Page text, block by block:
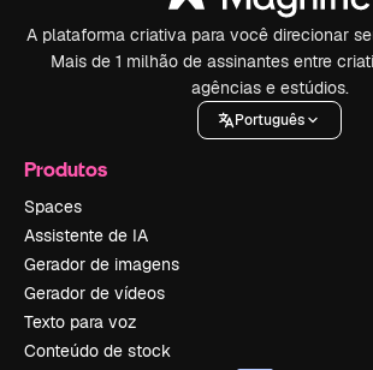
A plataforma criativa para você direcionar
Mais de 1 milhão de assinantes entre
agências e estúdios.
Português
Produtos
Spaces
Assistente de IA
Gerador de imagens
Gerador de vídeos
Texto para voz
Conteúdo de stock